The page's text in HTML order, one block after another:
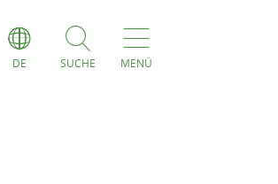
DE SUCHE MENÜ